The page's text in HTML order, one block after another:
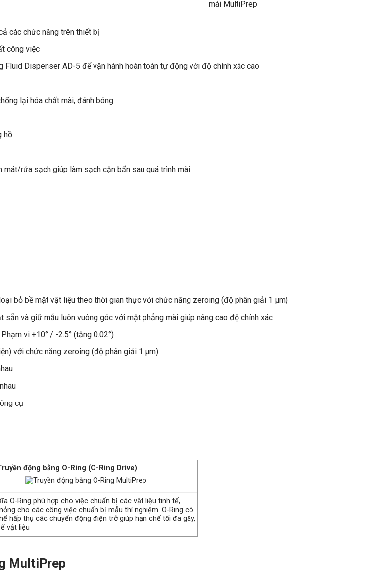
cả các chức năng trên thiết bị
công việc
Fluid Dispenser AD-5 để vận hành hoàn toàn tự động với độ chính xác cao
lại hóa chất mài, đánh bóng
hồ
mát/rửa sạch giúp làm sạch cặn bẩn sau quá trình mài
bỏ bề mặt vật liệu theo thời gian thực với chức năng zeroing (độ phân giải 1 μm)
sẵn và giữ mẫu luôn vuông góc với mặt phẳng mài giúp nâng cao độ chính xác
vi +10° / -2.5° (tăng 0.02°)
với chức năng zeroing (độ phân giải 1 μm)
nhau
nhau
công cụ
động bằng O-Ring (O-Ring Drive)
O-Ring phù hợp cho việc chuẩn bị các vật liệu tinh tế,
cho các công việc chuẩn bị mẫu thí nghiệm. O-Ring có
hấp thụ các chuyển động điện trở giúp hạn chế tối đa gãy,
vật liệu
MultiPrep